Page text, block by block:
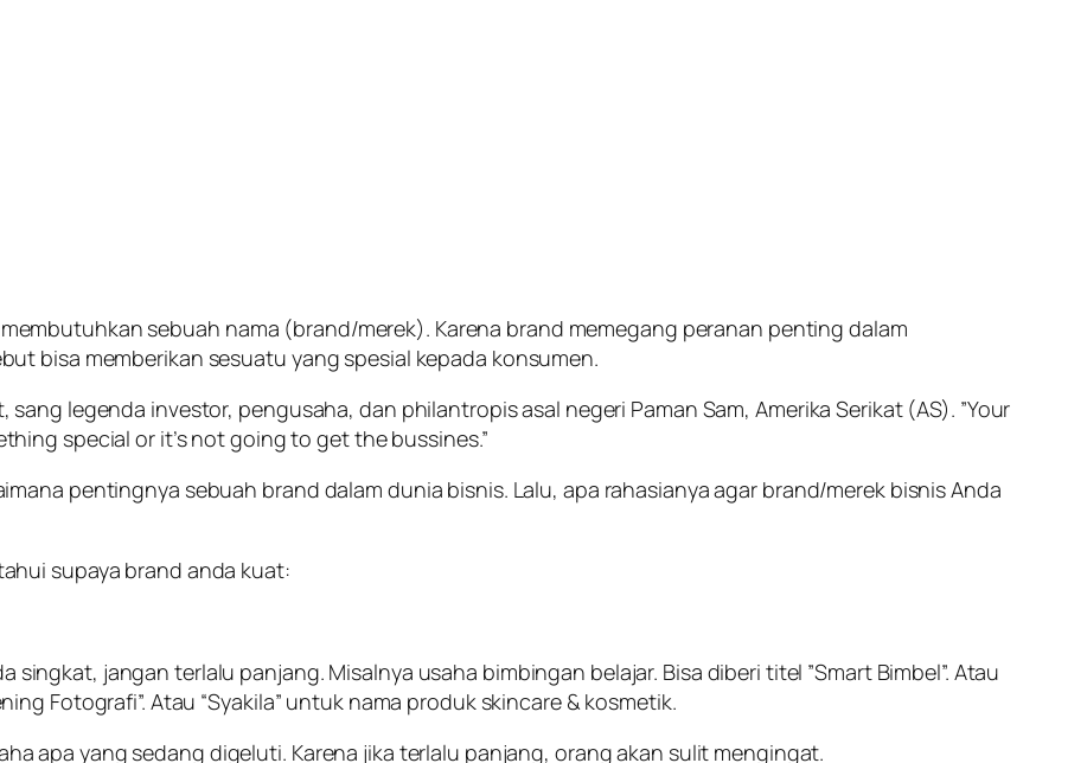
sebuah nama (brand/merek). Karena brand memegang peranan penting dalam
bisa memberikan sesuatu yang spesial kepada konsumen.
legenda investor, pengusaha, dan philantropis asal negeri Paman Sam, Amerika Serikat (AS). ”Your
special or it’s not going to get the bussines.”
pentingnya sebuah brand dalam dunia bisnis. Lalu, apa rahasianya agar brand/merek bisnis Anda
supaya brand anda kuat:
singkat, jangan terlalu panjang. Misalnya usaha bimbingan belajar. Bisa diberi titel ”Smart Bimbel”. Atau
Fotografi”. Atau “Syakila” untuk nama produk skincare & kosmetik.
apa yang sedang digeluti. Karena jika terlalu panjang, orang akan sulit mengingat.